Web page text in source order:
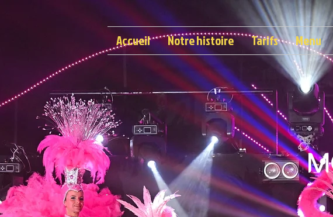
Accueil Notre histoire Tarifs Menu